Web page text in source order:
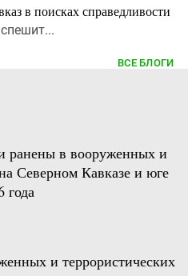
в поисках справедливости
ВСЕ БЛОГИ
ранены в вооруженных и
Северном Кавказе и юге
года
и террористических